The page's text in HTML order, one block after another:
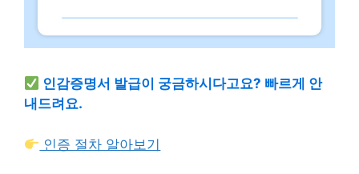
인감증명서 발급이 궁금하시다고요? 빠르게 안
내드려요.
인증 절차 알아보기